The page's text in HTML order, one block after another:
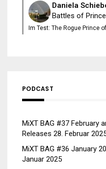
Daniela
Battles of
Im Test: The Rogue Prince
PODCAST
MiXT BAG #37 February
Releases 28. Februar
MiXT BAG #36 January
Januar 2025